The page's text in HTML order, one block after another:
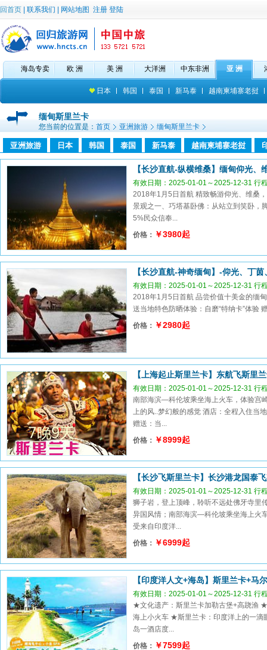
回首页 联系我们 网站地图 注册 登陆
海岛专卖 欧 洲 美 洲 大洋洲 中东非洲 亚 洲
日本 韩国 泰国 新马泰 越南柬埔寨老挝
缅甸斯里兰卡
您当前的位置是： 首页 亚洲旅游 缅甸斯里兰卡
亚洲旅游 日本 韩国 泰国 新马泰 越南柬埔寨老挝
【长沙直航-纵横维桑】缅甸仰光、
有效日期：2025-01-01～2025-12-31 行
2018年1月5日首航 精致畅游仰光、维桑
景观之一、巧塔基卧佛：从站立到笑卧，
5%民众信奉...
价格： ￥3980起
【长沙直航-神奇缅甸】-仰光、丁
有效日期：2025-01-01～2025-12-31 行
2018年1月5日首航 品尝价值十美金的缅
送当地特色防晒体验：自磨“特纳卡”体验
价格： ￥2980起
【上海起止斯里兰卡】东航飞斯里
有效日期：2025-01-01～2025-12-31 行
南部海滨—科伦坡乘坐海上火车，体验宫
上的风..梦幻般的感觉 酒店：全程入住当
赠送：当...
价格： ￥8999起
【长沙飞斯里兰卡】长沙港龙国泰
有效日期：2025-01-01～2025-12-31 行
狮子岩，登上顶峰，聆听不远处佛牙寺里
异国风情；南部海滨—科伦坡乘坐海上火
受来自印度洋...
价格： ￥6999起
【印度洋人文+海岛】斯里兰卡+马
有效日期：2025-01-01～2025-12-31 行
★文化遗产：斯里兰卡加勒古堡+高跷渔
海上小火车 ★斯里兰卡：印度洋上的一
岛一酒店度...
价格： ￥7599起